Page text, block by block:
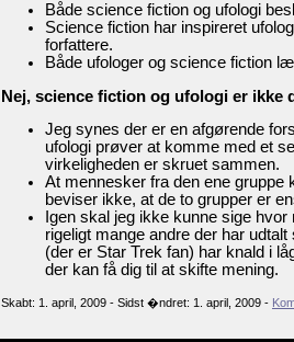
Både science fiction og ufologi
Science fiction har inspireret
forfattere.
Både ufologer og science fiction
Nej, science fiction og ufologi er ikke
Jeg synes der er en afgørende
ufologi prøver at komme med et
virkeligheden er skruet sammen.
At mennesker fra den ene gruppe
beviser ikke, at de to grupper er
Igen skal jeg ikke kunne sige
rigeligt mange andre der har
(der er Star Trek fan) har knald i
der kan få dig til at skifte mening.
Skabt: 1. april, 2009 - Sidst �ndret: 1. april, 2009 -